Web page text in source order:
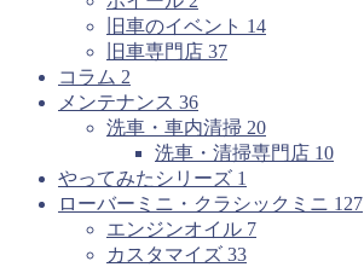
旧車のイベント 14
旧車専門店 37
コラム 2
メンテナンス 36
洗車・車内清掃 20
洗車・清掃専門店 10
やってみたシリーズ 1
ローバーミニ・クラシックミニ 127
エンジンオイル 7
カスタマイズ 33